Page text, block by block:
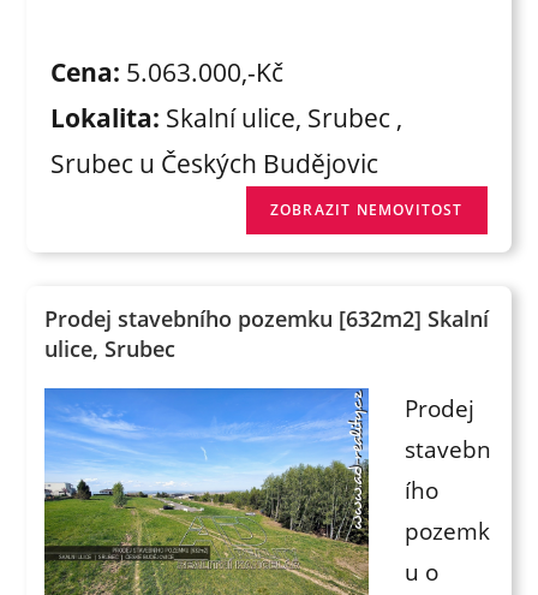
Cena: 5.063.000,-Kč
Lokalita: Skalní ulice, Srubec ,
Srubec u Českých Budějovic
Prodej stavebního pozemku [632m2] Skalní
ulice, Srubec
Prodej
stavebn
ího
pozemk
u o